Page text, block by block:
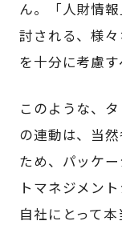
ん。「人財情
討される、様
を十分に考慮す
このような、
の連動は、当
ため、パッケ
トマネジメン
自社にとって